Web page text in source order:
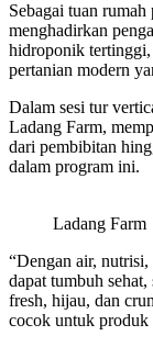
Sebagai tuan
menghadirkan
hidroponik tertinggi,
pertanian modern
Dalam sesi tur
Ladang Farm,
dari pembibitan
dalam program ini.
Ladang Farm
“Dengan air,
dapat tumbuh
fresh, hijau, dan
cocok untuk produk